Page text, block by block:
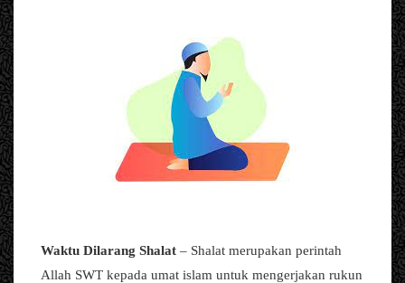
Waktu Dilarang Shalat – Shalat merupakan perintah
Allah SWT kepada umat islam untuk mengerjakan rukun